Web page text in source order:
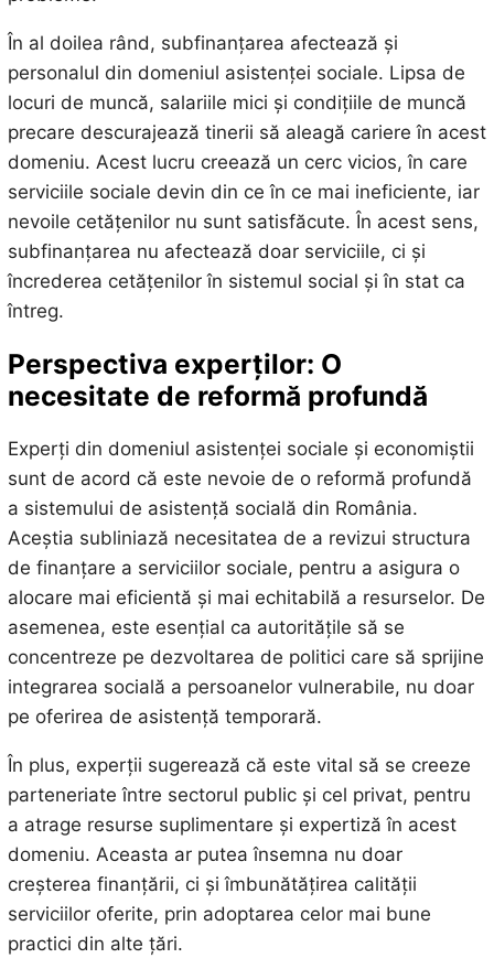
În al doilea rând, subfinanțarea afectează și
personalul din domeniul asistenței sociale. Lipsa de
locuri de muncă, salariile mici și condițiile de muncă
precare descurajează tinerii să aleagă cariere în acest
domeniu. Acest lucru creează un cerc vicios, în care
serviciile sociale devin din ce în ce mai ineficiente, iar
nevoile cetățenilor nu sunt satisfăcute. În acest sens,
subfinanțarea nu afectează doar serviciile, ci și
încrederea cetățenilor în sistemul social și în stat ca
întreg.
Perspectiva experților: O
necesitate de reformă profundă
Experți din domeniul asistenței sociale și economiștii
sunt de acord că este nevoie de o reformă profundă
a sistemului de asistență socială din România.
Aceștia subliniază necesitatea de a revizui structura
de finanțare a serviciilor sociale, pentru a asigura o
alocare mai eficientă și mai echitabilă a resurselor. De
asemenea, este esențial ca autoritățile să se
concentreze pe dezvoltarea de politici care să sprijine
integrarea socială a persoanelor vulnerabile, nu doar
pe oferirea de asistență temporară.
În plus, experții sugerează că este vital să se creeze
parteneriate între sectorul public și cel privat, pentru
a atrage resurse suplimentare și expertiză în acest
domeniu. Aceasta ar putea însemna nu doar
creșterea finanțării, ci și îmbunătățirea calității
serviciilor oferite, prin adoptarea celor mai bune
practici din alte țări.